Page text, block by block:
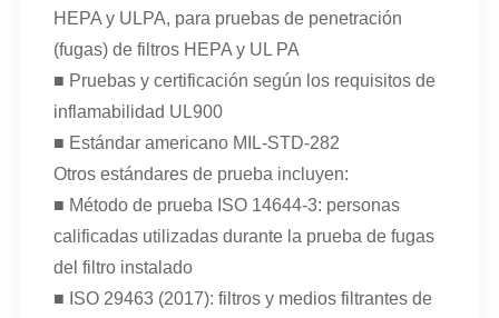
HEPA y ULPA, para pruebas de penetración
(fugas) de filtros HEPA y UL PA
■ Pruebas y certificación según los requisitos de
inflamabilidad UL900
■ Estándar americano MIL-STD-282
Otros estándares de prueba incluyen:
■ Método de prueba ISO 14644-3: personas
calificadas utilizadas durante la prueba de fugas
del filtro instalado
■ ISO 29463 (2017): filtros y medios filtrantes de